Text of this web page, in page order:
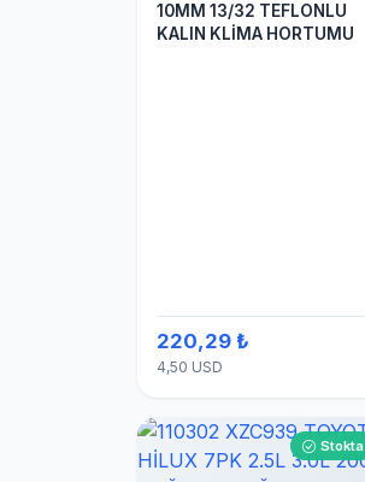
10MM 13/32 TEFLONLU
KALIN KLİMA HORTUMU
220,29 ₺
4,50 USD
Stokta